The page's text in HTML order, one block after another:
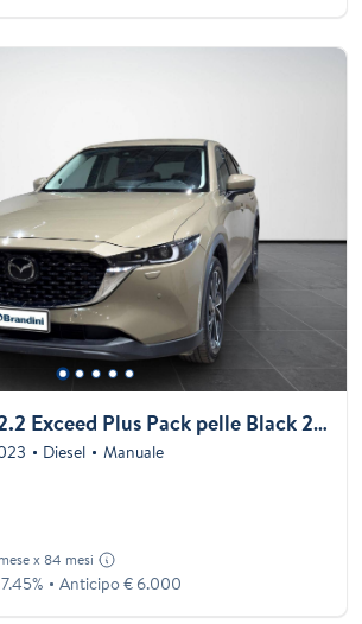
MAZDA CX-5 2.2 Exceed Plus Pack pelle Black 2wd 150cv
Diesel Manuale
x 84 mesi
Anticipo € 6.000